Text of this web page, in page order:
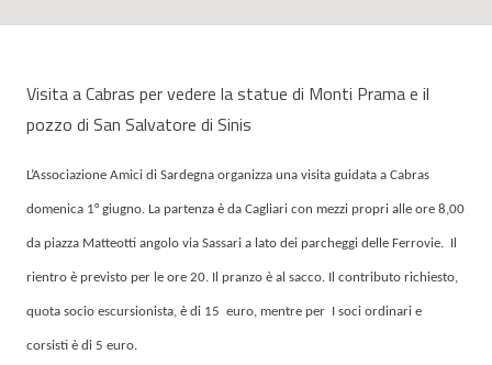
Visita a Cabras per vedere la statue di Monti Prama e il
pozzo di San Salvatore di Sinis
L’Associazione Amici di Sardegna organizza una visita guidata a Cabras
domenica 1° giugno. La partenza è da Cagliari con mezzi propri alle ore 8,00
da piazza Matteotti angolo via Sassari a lato dei parcheggi delle Ferrovie. Il
rientro è previsto per le ore 20. Il pranzo è al sacco. Il contributo richiesto,
quota socio escursionista, è di 15 euro, mentre per I soci ordinari e
corsisti è di 5 euro.